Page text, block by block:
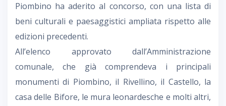
Piombino ha aderito al concorso, con una lista di
beni culturali e paesaggistici ampliata rispetto alle
edizioni precedenti.
All’elenco approvato dall’Amministrazione
comunale, che già comprendeva i principali
monumenti di Piombino, il Rivellino, il Castello, la
casa delle Bifore, le mura leonardesche e molti altri,